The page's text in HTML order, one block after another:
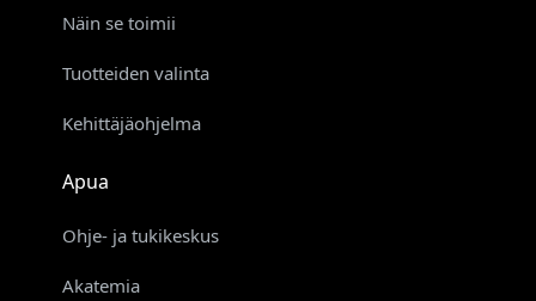
Näin se toimii
Tuotteiden valinta
Kehittäjäohjelma
Apua
Ohje- ja tukikeskus
Akatemia